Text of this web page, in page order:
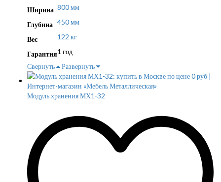
Ширина 800 мм
Глубина 450 мм
Вес 122 кг
Гарантия1 год
Свернуть
Развернуть
Модуль хранения МХ1-32